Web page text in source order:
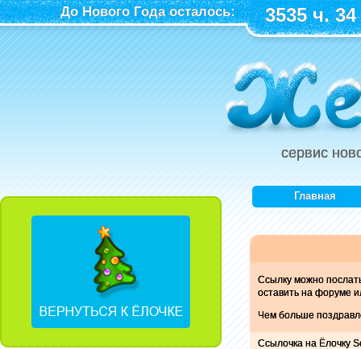
До Нового Года осталось: 3535 ч.
сервис
Главная
Ссылку можно
оставить на форуме
Чем больше
Ссылочка на Ёлочку